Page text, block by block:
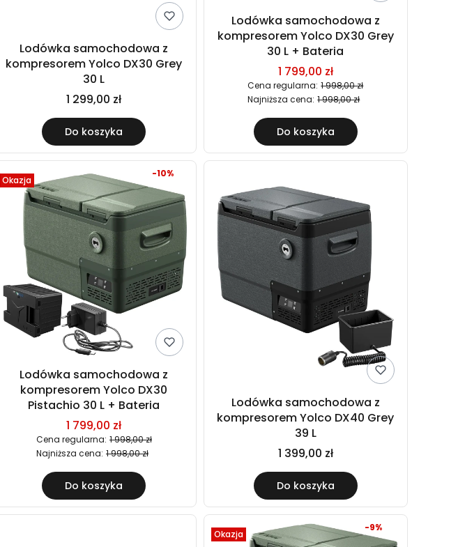
Lodówka samochodowa z
kompresorem Yolco DX30 Grey
30 L
1 299,00 zł
Do koszyka
Lodówka samochodowa z
kompresorem Yolco DX30 Grey
30 L + Bateria
1 799,00 zł
Cena regularna: 1 998,00 zł
Najniższa cena: 1 998,00 zł
Do koszyka
Okazja
Lodówka samochodowa z
kompresorem Yolco DX30
Pistachio 30 L + Bateria
1 799,00 zł
Cena regularna: 1 998,00 zł
-10%
Najniższa cena: 1 998,00 zł
Do koszyka
Lodówka samochodowa z
kompresorem Yolco DX40 Grey
39 L
1 399,00 zł
Do koszyka
Okazja
-9%